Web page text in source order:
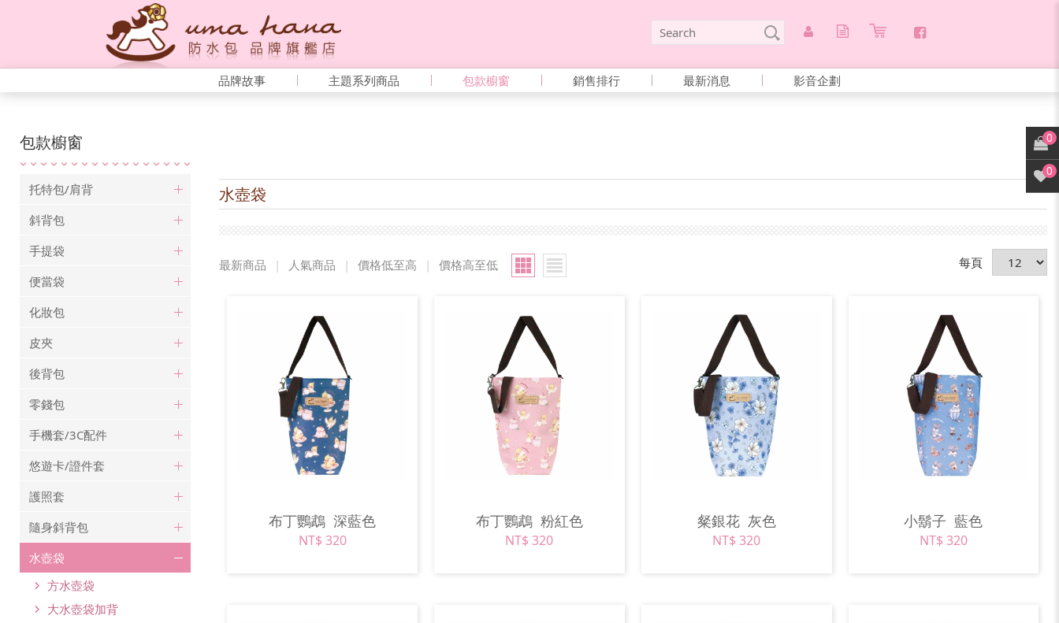
品牌故事 主題系列商品 包款櫥窗 銷售排行 最新消息 影音企劃
包款櫥窗
托特包/肩背
斜背包
手提袋
便當袋
化妝包
皮夾
後背包
零錢包
手機套/3C配件
悠遊卡/證件套
護照套
隨身斜背包
水壺袋
方水壺袋
大水壺袋加背
水壺袋
最新商品 | 人氣商品 | 價格低至高 | 價格高至低 每頁
布丁鸚鵡深藍色
NT$ 320
布丁鸚鵡 粉紅色
NT$ 320
粲銀花 灰色
NT$ 320
小鬍子藍色
NT$ 320
0
0